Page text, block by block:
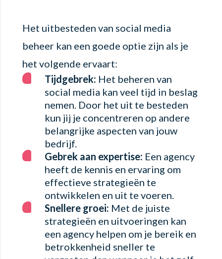
Het uitbesteden van social media
beheer kan een goede optie zijn als je
het volgende ervaart:
Tijdgebrek: Het beheren van
social media kan veel tijd in beslag
nemen. Door het uit te besteden
kun jij je concentreren op andere
belangrijke aspecten van jouw
bedrijf.
Gebrek aan expertise: Een agency
heeft de kennis en ervaring om
effectieve strategieën te
ontwikkelen en uit te voeren.
Snellere groei: Met de juiste
strategieën en uitvoeringen kan
een agency helpen om je bereik en
betrokkenheid sneller te